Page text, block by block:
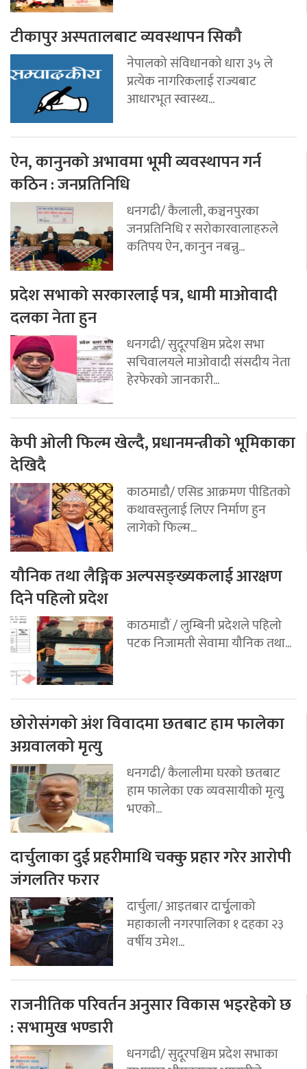
टीकापुर अस्पतालबाट व्यवस्थापन सिकौ
नेपालको संविधानको धारा ३५ ले
प्रत्येक नागरिकलाई राज्यबाट
आधारभूत स्वास्थ्य...
ऐन, कानुनको अभावमा भूमी व्यवस्थापन गर्न
कठिन : जनप्रतिनिधि
धनगढी/ कैलाली, कञ्चनपुरका
जनप्रतिनिधि र सरोकारवालाहरुले
कतिपय ऐन, कानुन नबन्नु...
प्रदेश सभाको सरकारलाई पत्र, धामी माओवादी
दलका नेता हुन
धनगढी/ सुदूरपश्चिम प्रदेश सभा
सचिवालयले माओवादी संसदीय नेता
हेरफेरको जानकारी...
केपी ओली फिल्म खेल्दै, प्रधानमन्त्रीको भूमिकाका
देखिदै
काठमाडौ/ एसिड आक्रमण पीडितको
कथावस्तुलाई लिएर निर्माण हुन
लागेको फिल्म...
यौनिक तथा लैङ्गिक अल्पसङ्ख्यकलाई आरक्षण
दिने पहिलो प्रदेश
काठमाडौं / लुम्बिनी प्रदेशले पहिलो
पटक निजामती सेवामा यौनिक तथा...
छोरोसंगको अंश विवादमा छतबाट हाम फालेका
अग्रवालको मृत्यु
धनगढी/ कैलालीमा घरको छतबाट
हाम फालेका एक व्यवसायीको मृत्युु
भएको...
दार्चुलाका दुई प्रहरीमाथि चक्कु प्रहार गरेर आरोपी
जंगलतिर फरार
दार्चुला/ आइतबार दार्चुृलाको
महाकाली नगरपालिका १ दहका २३
वर्षीय उमेश...
राजनीतिक परिवर्तन अनुसार विकास भइरहेको छ
: सभामुख भण्डारी
धनगढी/ सुदूरपश्चिम प्रदेश सभाका